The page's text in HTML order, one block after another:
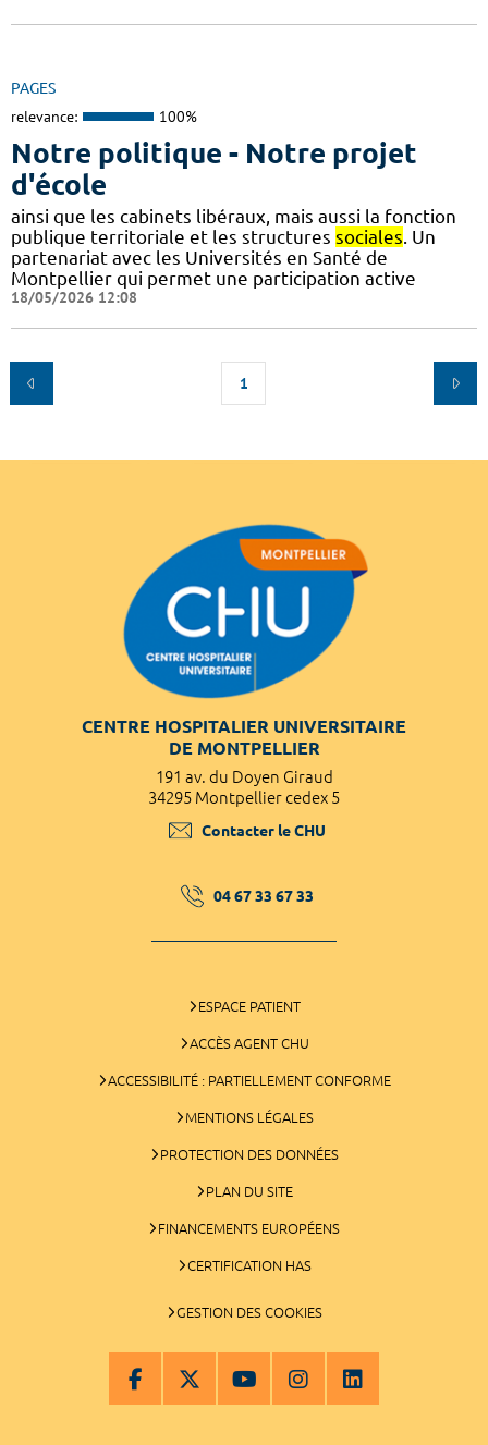
PAGES
relevance: 100%
Notre politique - Notre projet
d'école
ainsi que les cabinets libéraux, mais aussi la fonction
publique territoriale et les structures sociales . Un
partenariat avec les Universités en Santé de
Montpellier qui permet une participation active
18/05/2026 12:08
1
CENTRE HOSPITALIER UNIVERSITAIRE
DE MONTPELLIER
191 av. du Doyen Giraud
34295 Montpellier cedex 5
Contacter le CHU
04 67 33 67 33
ESPACE PATIENT
ACCÈS AGENT CHU
ACCESSIBILITÉ : PARTIELLEMENT CONFORME
MENTIONS LÉGALES
PROTECTION DES DONNÉES
PLAN DU SITE
FINANCEMENTS EUROPÉENS
CERTIFICATION HAS
GESTION DES COOKIES